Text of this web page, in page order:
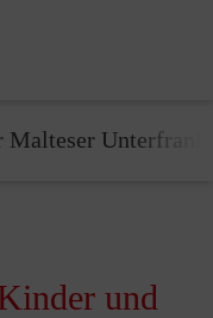
Malteser
und